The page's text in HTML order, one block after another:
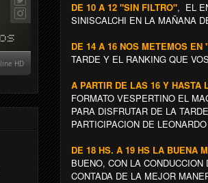
DE 10 A 12 "SIN FILTRO", EL
SINISCALCHI EN LA MAÑANA
DE 14 A 16 NOS METEMOS
TARDE Y EL RANKING QUE
A PARTIR DE LAS 16 Y HASTA
FORMATO VESPERTINO EL
PARA DISFRUTAR DE LA
PARTICIPACION DE
DE 18 HS. A 19 HS LA BUENA
BUENO, CON LA
CONTADA DE LA MEJOR